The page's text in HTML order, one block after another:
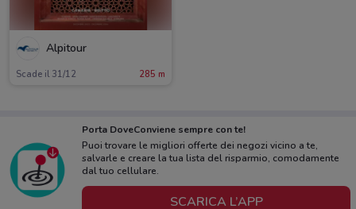
Alpitour
Scade il 31/12 285 m
Porta DoveConviene sempre con te!
Puoi trovare le migliori offerte dei negozi vicino a te,
salvarle e creare la tua lista del risparmio, comodamente
dal tuo cellulare.
SCARICA L’APP